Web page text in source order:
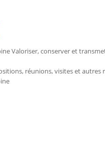
Valoriser, conserver et
réunions, visites et autres